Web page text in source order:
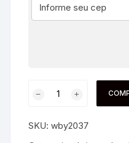
SKU:wby2037